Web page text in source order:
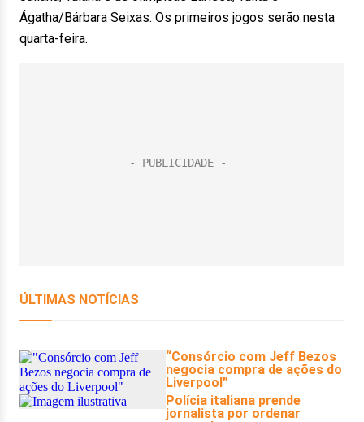
Ágatha/Bárbara Seixas. Os primeiros jogos serão nesta
quarta-feira.